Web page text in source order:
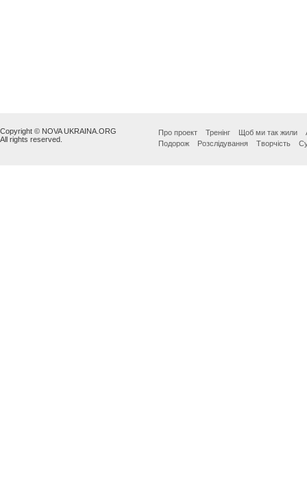
Copyright © NOVA UKRAINA.ORG
All rights reserved.
Про проект Тренінг Щоб ми так жили
Подорож
Розслідування Творчість